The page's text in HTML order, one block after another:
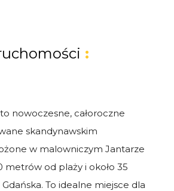
:
nowoczesne, całoroczne
skandynawskim
w malowniczym Jantarze
metrów od plaży i około 35
To idealne miejsce dla